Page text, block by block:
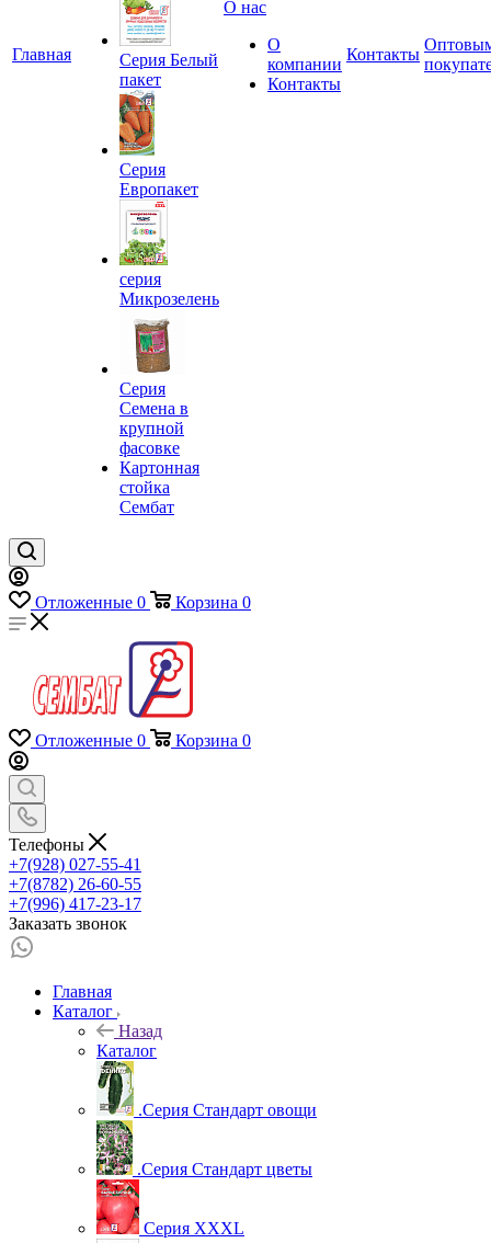
Главная
Серия Белый
пакет
Серия
Европакет
серия
Микрозелень
Серия
Семена в
крупной
фасовке
Картонная
стойка
Сембат
О нас
О
компании
Контакты
Контакты
Отложенные 0 Корзина 0
Отложенные 0 Корзина 0
Телефоны
+7(928) 027-55-41
+7(8782) 26-60-55
+7(996) 417-23-17
Заказать звонок
Главная
Каталог
Назад
Каталог
.Серия Стандарт овощи
.Серия Стандарт цветы
Серия XXXL